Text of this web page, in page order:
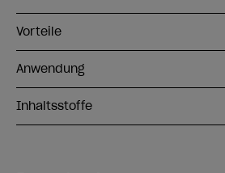
Vorteile
Anwendung
Inhaltsstoffe